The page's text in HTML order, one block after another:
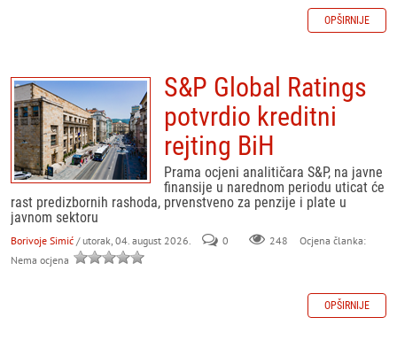
OPŠIRNIJE
S&P Global Ratings
potvrdio kreditni
rejting BiH
Prama ocjeni analitičara S&P, na javne
finansije u narednom periodu uticat će
rast predizbornih rashoda, prvenstveno za penzije i plate u
javnom sektoru
Borivoje Simić / utorak, 04. august 2026. 0 248
Ocjena članka:
Nema ocjena
OPŠIRNIJE